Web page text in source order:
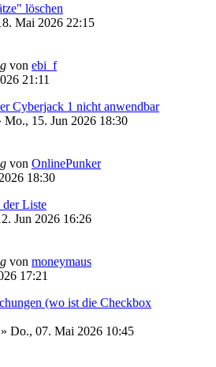
löschen
Mai 2026 22:15
von ebi_f
21:11
Cyberjack 1 nicht anwendbar
Mo., 15. Jun 2026 18:30
von OnlinePunker
18:30
der Liste
Jun 2026 16:26
von moneymaus
17:21
(wo ist die Checkbox
» Do., 07. Mai 2026 10:45